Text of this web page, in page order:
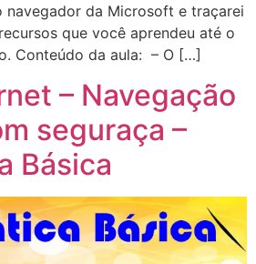
da Microsoft e traçarei
que você aprendeu até o
Conteúdo da aula: – O […]
– Navegação
seguraça –
Básica